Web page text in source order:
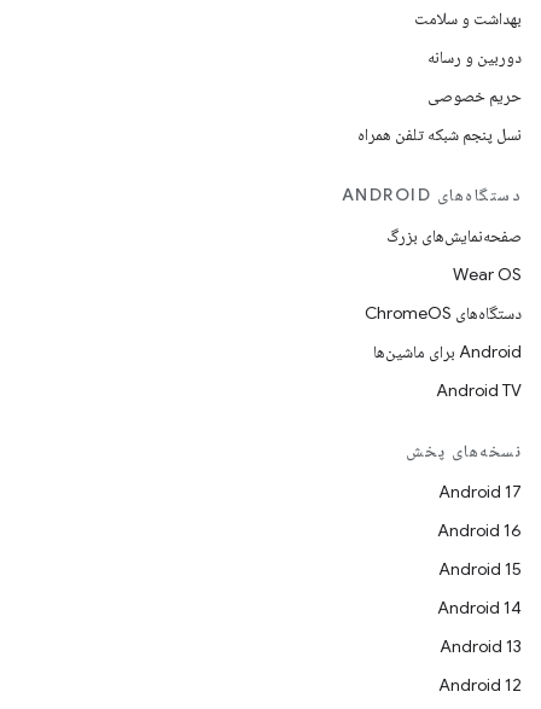
بهداشت و سلامت
دوربین و رسانه
حریم خصوصی
نسل پنجم شبکه تلفن همراه
دستگاه‌های ANDROID
صفحه‌نمایش‌های بزرگ
Wear OS
دستگاه‌های ChromeOS
Android برای ماشین‌ها
Android TV
نسخه‌های پخش
Android 17
Android 16
Android 15
Android 14
Android 13
Android 12